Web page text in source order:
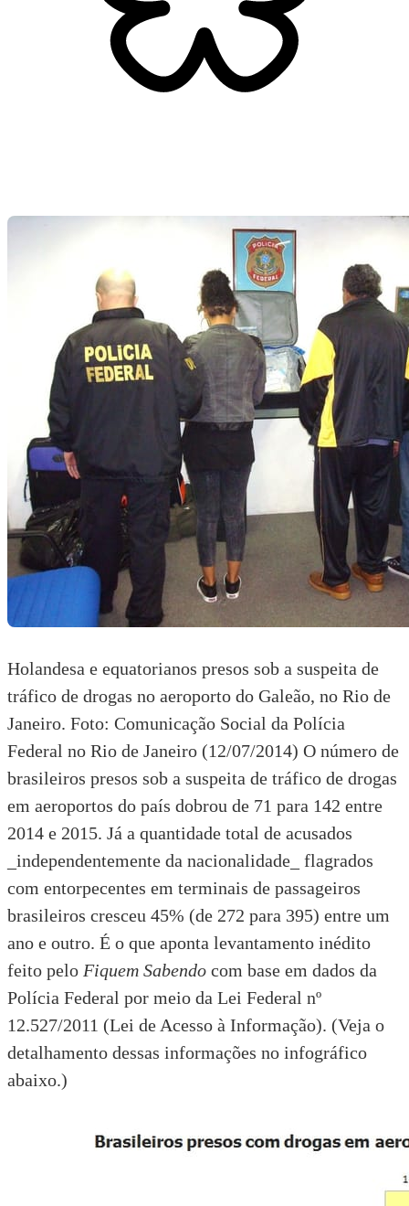
Holandesa e equatorianos presos sob a suspeita de
tráfico de drogas no aeroporto do Galeão, no Rio de
Janeiro. Foto: Comunicação Social da Polícia
Federal no Rio de Janeiro (12/07/2014) O número de
brasileiros presos sob a suspeita de tráfico de drogas
em aeroportos do país dobrou de 71 para 142 entre
2014 e 2015. Já a quantidade total de acusados
_independentemente da nacionalidade_ flagrados
com entorpecentes em terminais de passageiros
brasileiros cresceu 45% (de 272 para 395) entre um
ano e outro. É o que aponta levantamento inédito
feito pelo Fiquem Sabendo com base em dados da
Polícia Federal por meio da Lei Federal nº
12.527/2011 (Lei de Acesso à Informação). (Veja o
detalhamento dessas informações no infográfico
abaixo.)